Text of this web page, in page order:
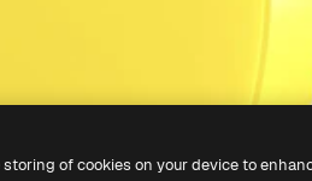
of cookies on your device to